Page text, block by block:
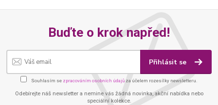
Buďte o krok napřed!
Přihlásit se
Souhlasím se zpracováním osobních údajů za účelem rozesílky newsletteru.
Odebírejte náš newsletter a nemine vás žádná novinka, akční nabídka nebo
speciální kolekce.